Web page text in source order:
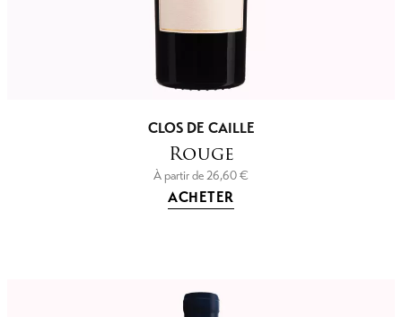
CLOS DE CAILLE
Rouge
À partir de26,60€
ACHETER